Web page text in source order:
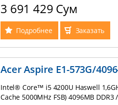
Card Reader / Web Cam/ Slim
3 691 429 Сум
Подробнее Заказать
Acer Aspire E1-573G/
Intel® Core™ i5 4200U Haswell
Cache 5000MHz FSB) 4096MB